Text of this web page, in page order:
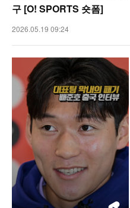
구 [O! SPORTS 숏폼]
2026.05.19 09:24